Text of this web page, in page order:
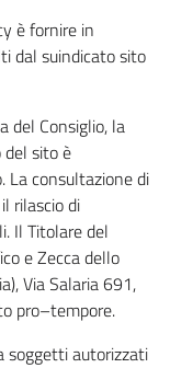
è fornire in
dal suindicato sito
del Consiglio, la
sito è
La consultazione di
rilascio di
Il Titolare del
e Zecca dello
Via Salaria 691,
pro–tempore.
soggetti autorizzati